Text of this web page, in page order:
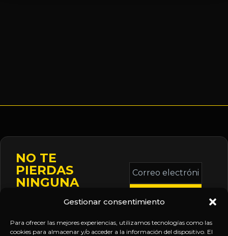
Gestionar consentimiento
Para ofrecer las mejores experiencias, utilizamos tecnologías como las
cookies para almacenar y/o acceder a la información del dispositivo. El
NO TE
PIERDAS
NINGUNA
Mantente informado
sobre la agenda de
eventos, nuevas
Correo
electrónico
*